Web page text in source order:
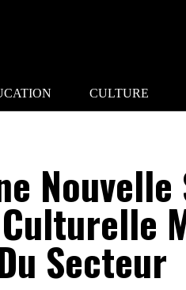
CULTURE
Nouvelle
Culturelle
Secteur